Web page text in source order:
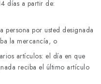
días a partir de:
persona por usted designada
la mercancía, o
artículos: el día en que
reciba el último artículo